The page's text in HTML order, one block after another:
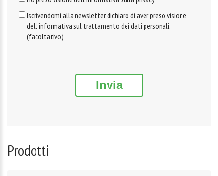
Iscrivendomi alla newsletter dichiaro di aver preso visione
dell'informativa sul trattamento dei dati personali.
(facoltativo)
Invia
Prodotti